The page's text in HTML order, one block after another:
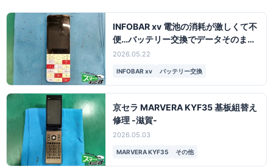
INFOBAR xv 電池の消耗が激しくて不
便…バッテリー交換でデータそのまま
修理【滋賀】
2026.05.22
INFOBAR xv バッテリー交換
京セラ MARVERA KYF35 基板組替え
修理 -滋賀-
2026.05.03
MARVERA KYF35 その他